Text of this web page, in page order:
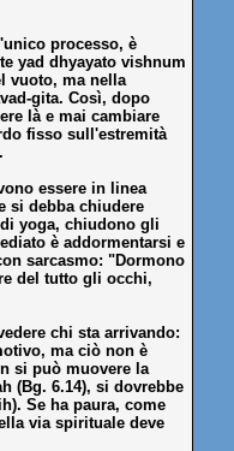
processo, è
yad dhyayato vishnum
vuoto, ma nella
gita. Così, dopo
là e mai cambiare
fisso sull'estremità
essere in linea
si debba chiudere
yoga, chiudono gli
è addormentarsi e
sarcasmo: "Dormono
del tutto gli occhi,
chi sta arrivando:
ma ciò non è
si può muovere la
(Bg. 6.14), si dovrebbe
Se ha paura, come
via spirituale deve